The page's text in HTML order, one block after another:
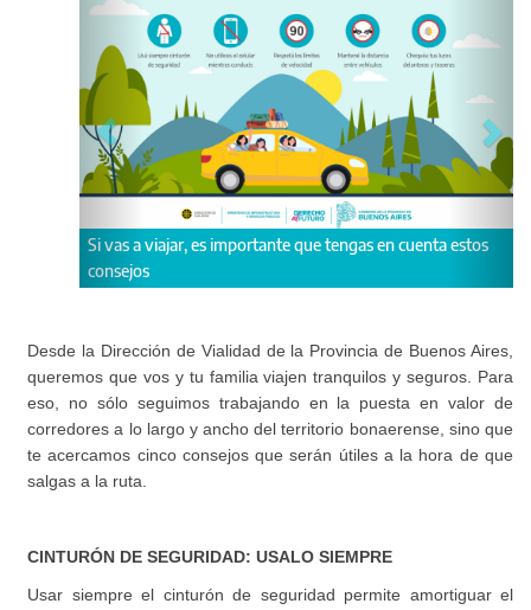
Si vas a viajar, es importante que tengas en cuenta estos
consejos
Desde la Dirección de Vialidad de la Provincia de Buenos Aires,
queremos que vos y tu familia viajen tranquilos y seguros. Para
eso, no sólo seguimos trabajando en la puesta en valor de
corredores a lo largo y ancho del territorio bonaerense, sino que
te acercamos cinco consejos que serán útiles a la hora de que
salgas a la ruta.
CINTURÓN DE SEGURIDAD: USALO SIEMPRE
Usar siempre el cinturón de seguridad permite amortiguar el